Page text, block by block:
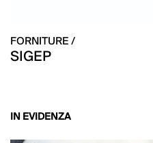
FORNITURE /
SIGEP
IN EVIDENZA